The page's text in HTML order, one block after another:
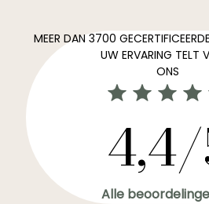
MEER DAN 3700
UW ERVARING TELT
ONS
Alle